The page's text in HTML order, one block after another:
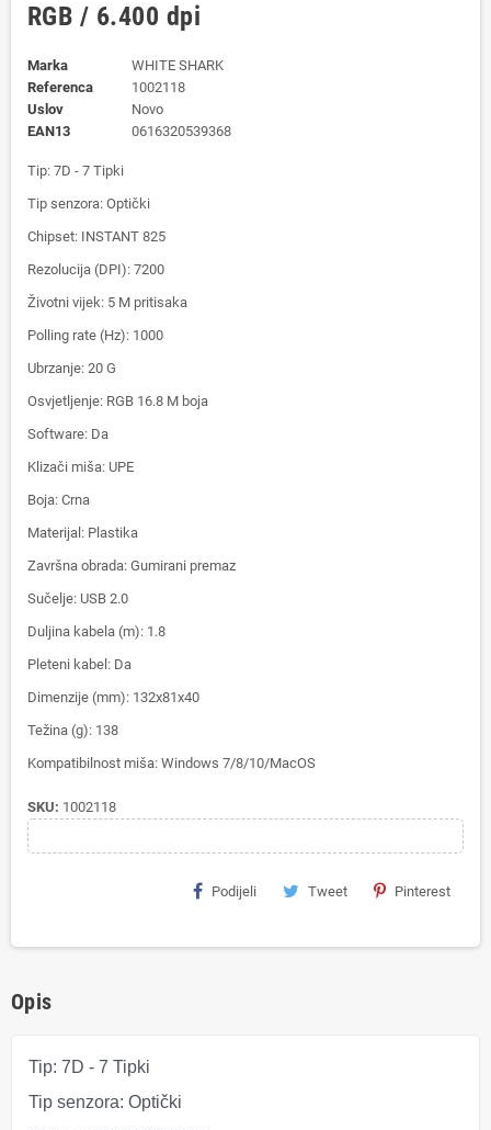
RGB / 6.400 dpi
Marka
WHITE SHARK
Referenca
1002118
Uslov
Novo
EAN13
0616320539368
Tip: 7D - 7 Tipki
Tip senzora: Optički
Chipset: INSTANT 825
Rezolucija (DPI): 7200
Životni vijek: 5 M pritisaka
Polling rate (Hz): 1000
Ubrzanje: 20 G
Osvjetljenje: RGB 16.8 M boja
Software: Da
Klizači miša: UPE
Boja: Crna
Materijal: Plastika
Završna obrada: Gumirani premaz
Sučelje: USB 2.0
Duljina kabela (m): 1.8
Pleteni kabel: Da
Dimenzije (mm): 132x81x40
Težina (g): 138
Kompatibilnost miša: Windows 7/8/10/MacOS
SKU: 1002118
Podijeli Tweet Pinterest
Opis
Tip: 7D - 7 Tipki
Tip senzora: Optički